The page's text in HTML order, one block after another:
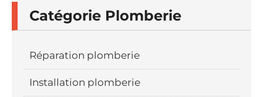
Catégorie Plomberie
Réparation plomberie
Installation plomberie